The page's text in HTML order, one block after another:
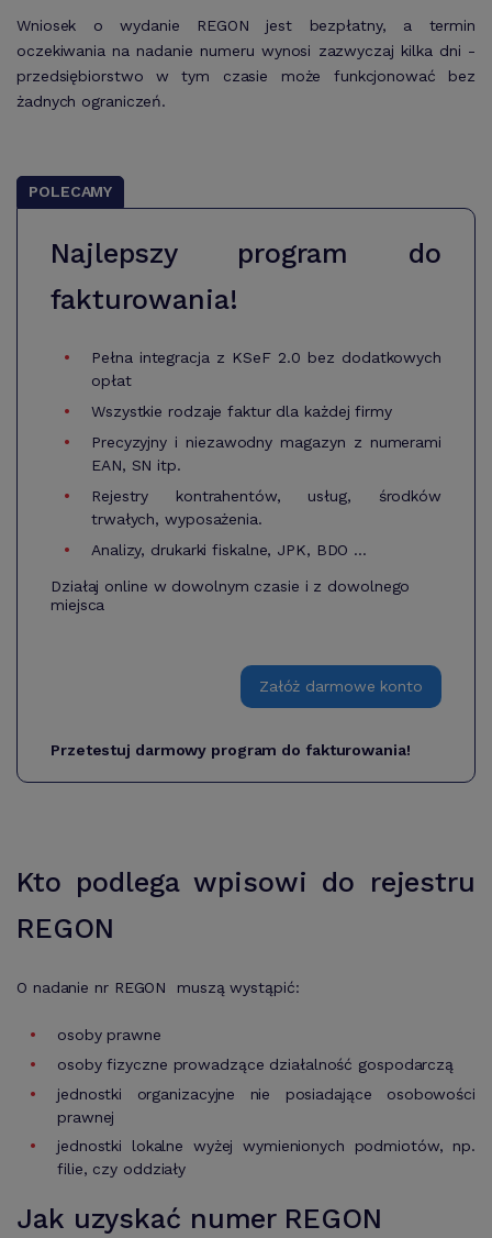
Wniosek o wydanie REGON jest bezpłatny, a termin
oczekiwania na nadanie numeru wynosi zazwyczaj kilka dni -
przedsiębiorstwo w tym czasie może funkcjonować bez
żadnych ograniczeń.
POLECAMY
Najlepszy program do
fakturowania!
Pełna integracja z KSeF 2.0 bez dodatkowych
opłat
Wszystkie rodzaje faktur dla każdej firmy
Precyzyjny i niezawodny magazyn z numerami
EAN, SN itp.
Rejestry kontrahentów, usług, środków
trwałych, wyposażenia.
Analizy, drukarki fiskalne, JPK, BDO ...
Działaj online w dowolnym czasie i z dowolnego
miejsca
Załóż darmowe konto
Przetestuj darmowy program do fakturowania!
Kto podlega wpisowi do rejestru
REGON
O nadanie nr REGON muszą wystąpić:
osoby prawne
osoby fizyczne prowadzące działalność gospodarczą
jednostki organizacyjne nie posiadające osobowości
prawnej
jednostki lokalne wyżej wymienionych podmiotów, np.
filie, czy oddziały
Jak uzyskać numer REGON